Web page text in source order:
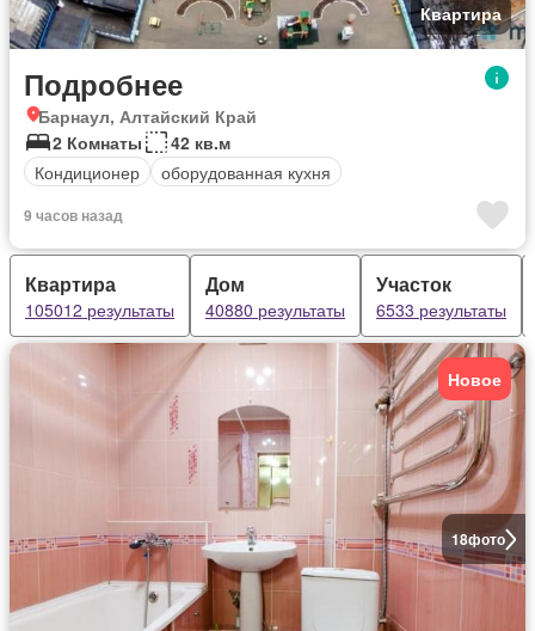
Квартира
Подробнее
Барнаул, Алтайский Край
2 Комнаты
42 кв.м
Кондиционер
оборудованная кухня
9 часов назад
Квартира
105012 результаты
Дом
40880 результаты
Участок
6533 результаты
18фото
Новое